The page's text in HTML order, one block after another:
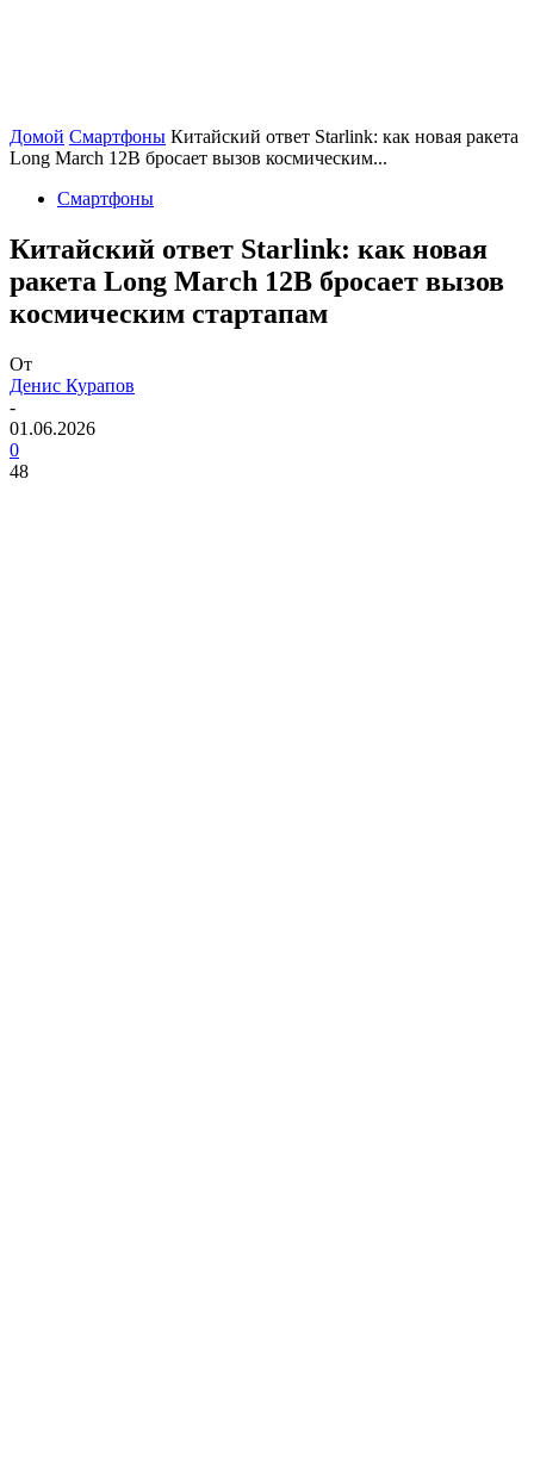
Домой Смартфоны Китайский ответ Starlink: как новая ракета
Long March 12B бросает вызов космическим...
Смартфоны
Китайский ответ Starlink: как новая
ракета Long March 12B бросает вызов
космическим стартапам
От
Денис Курапов
-
01.06.2026
0
48